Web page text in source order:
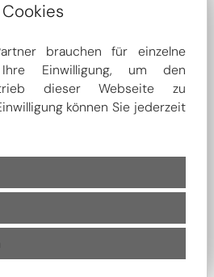
Cookies
brauchen für einzelne
Einwilligung, um den
dieser Webseite zu
können Sie jederzeit